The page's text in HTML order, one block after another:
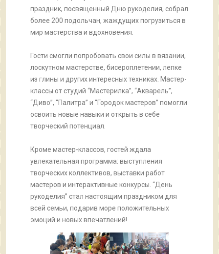
праздник, посвященный Дню рукоделия, собрал
более 200 подольчан, жаждущих погрузиться в
мир мастерства и вдохновения.
Гости смогли попробовать свои силы в вязании,
лоскутном мастерстве, бисероплетении, лепке
из глины и других интересных техниках. Мастер-
классы от студий “Мастерилка”, “Акварель”,
“Диво”, “Палитра” и “Городок мастеров” помогли
освоить новые навыки и открыть в себе
творческий потенциал.
Кроме мастер-классов, гостей ждала
увлекательная программа: выступления
творческих коллективов, выставки работ
мастеров и интерактивные конкурсы. “День
рукоделия” стал настоящим праздником для
всей семьи, подарив море положительных
эмоций и новых впечатлений!